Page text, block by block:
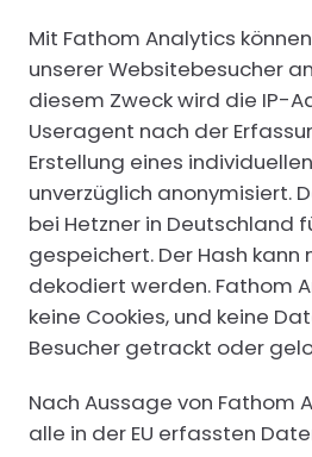
Mit Fathom Analytics
unserer Websitebesucher
diesem Zweck wird die IP-
Useragent nach der
Erstellung eines
unverzüglich anonymisiert.
bei Hetzner in Deutschland
gespeichert. Der Hash kann
dekodiert werden. Fathom
keine Cookies, und keine
Besucher getrackt oder
Nach Aussage von Fathom
alle in der EU erfassten